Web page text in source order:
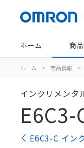
ホーム 商
ホーム > 商品情報 >
インクリメンタ
E6C3-C イン